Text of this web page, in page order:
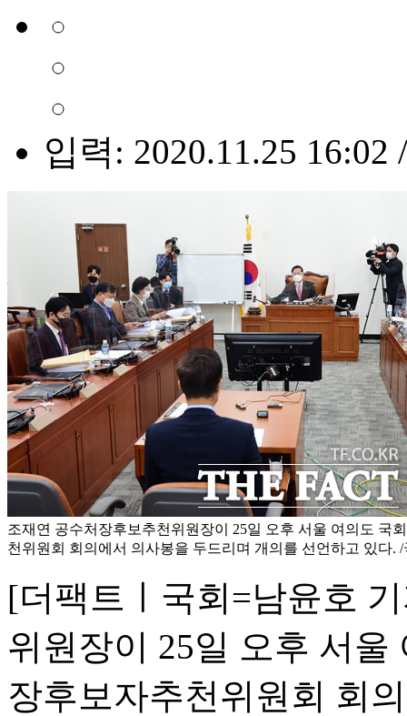
입력: 2020.11.25 16:02
조재연 공수처장후보추천위원장이 25일 오후 서울 여의도 국
천위원회 회의에서 의사봉을 두드리며 개의를 선언하고 있다.
[더팩트ㅣ국회=남윤호
위원장이 25일 오후 서
장후보자추천위원회 회